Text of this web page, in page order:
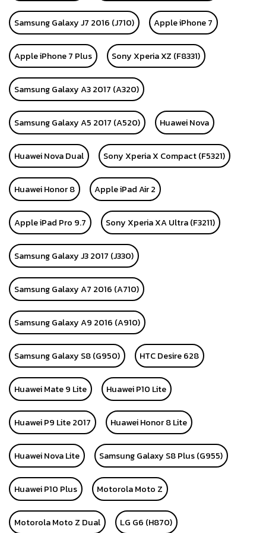
Samsung Galaxy J7 2016 (J710) Apple iPhone 7
Apple iPhone 7 Plus Sony Xperia XZ (F8331)
Samsung Galaxy A3 2017 (A320)
Samsung Galaxy A5 2017 (A520) Huawei Nova
Huawei Nova Dual Sony Xperia X Compact (F5321)
Huawei Honor 8 Apple iPad Air 2
Apple iPad Pro 9.7 Sony Xperia XA Ultra (F3211)
Samsung Galaxy J3 2017 (J330)
Samsung Galaxy A7 2016 (A710)
Samsung Galaxy A9 2016 (A910)
Samsung Galaxy S8 (G950) HTC Desire 628
Huawei Mate 9 Lite Huawei P10 Lite
Huawei P9 Lite 2017 Huawei Honor 8 Lite
Huawei Nova Lite Samsung Galaxy S8 Plus (G955)
Huawei P10 Plus Motorola Moto Z
Motorola Moto Z Dual LG G6 (H870)